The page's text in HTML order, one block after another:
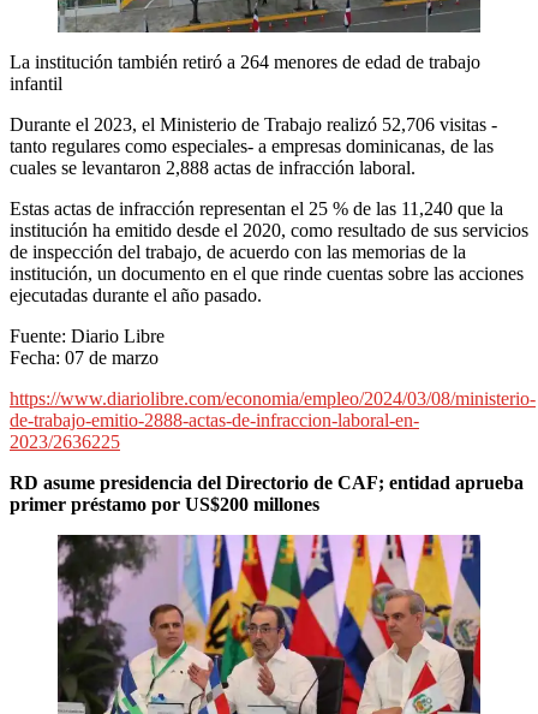
La institución también retiró a 264 menores de edad de trabajo
infantil
Durante el 2023, el Ministerio de Trabajo realizó 52,706 visitas -
tanto regulares como especiales- a empresas dominicanas, de las
cuales se levantaron 2,888 actas de infracción laboral.
Estas actas de infracción representan el 25 % de las 11,240 que la
institución ha emitido desde el 2020, como resultado de sus servicios
de inspección del trabajo, de acuerdo con las memorias de la
institución, un documento en el que rinde cuentas sobre las acciones
ejecutadas durante el año pasado.
Fuente: Diario Libre
Fecha: 07 de marzo
https://www.diariolibre.com/economia/empleo/2024/03/08/ministerio-
de-trabajo-emitio-2888-actas-de-infraccion-laboral-en-
2023/2636225
RD asume presidencia del Directorio de CAF; entidad aprueba
primer préstamo por US$200 millones